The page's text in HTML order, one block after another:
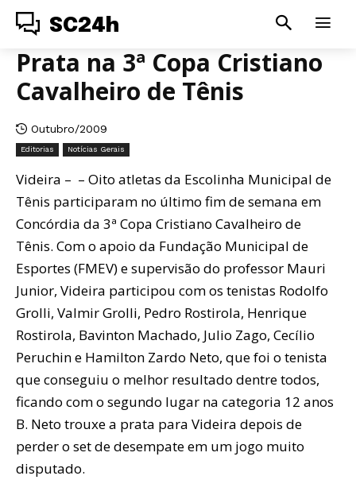
SC24h
Prata na 3ª Copa Cristiano
Cavalheiro de Tênis
Outubro/2009
Editorias Notícias Gerais
Videira – – Oito atletas da Escolinha Municipal de
Tênis participaram no último fim de semana em
Concórdia da 3ª Copa Cristiano Cavalheiro de
Tênis. Com o apoio da Fundação Municipal de
Esportes (FMEV) e supervisão do professor Mauri
Junior, Videira participou com os tenistas Rodolfo
Grolli, Valmir Grolli, Pedro Rostirola, Henrique
Rostirola, Bavinton Machado, Julio Zago, Cecílio
Peruchin e Hamilton Zardo Neto, que foi o tenista
que conseguiu o melhor resultado dentre todos,
ficando com o segundo lugar na categoria 12 anos
B. Neto trouxe a prata para Videira depois de
perder o set de desempate em um jogo muito
disputado.